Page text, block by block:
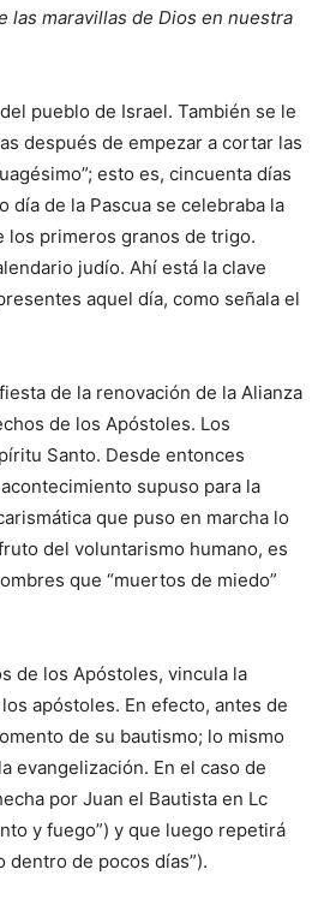
las maravillas de Dios en nuestra
pueblo de Israel. También se le
después de empezar a cortar las
esto es, cincuenta días
día de la Pascua se celebraba la
los primeros granos de trigo.
judío. Ahí está la clave
aquel día, como señala el
de la renovación de la Alianza
de los Apóstoles. Los
Santo. Desde entonces
supuso para la
que puso en marcha lo
del voluntarismo humano, es
que “muertos de miedo”
de los Apóstoles, vincula la
apóstoles. En efecto, antes de
de su bautismo; lo mismo
evangelización. En el caso de
por Juan el Bautista en Lc
y fuego”) y que luego repetirá
dentro de pocos días”).